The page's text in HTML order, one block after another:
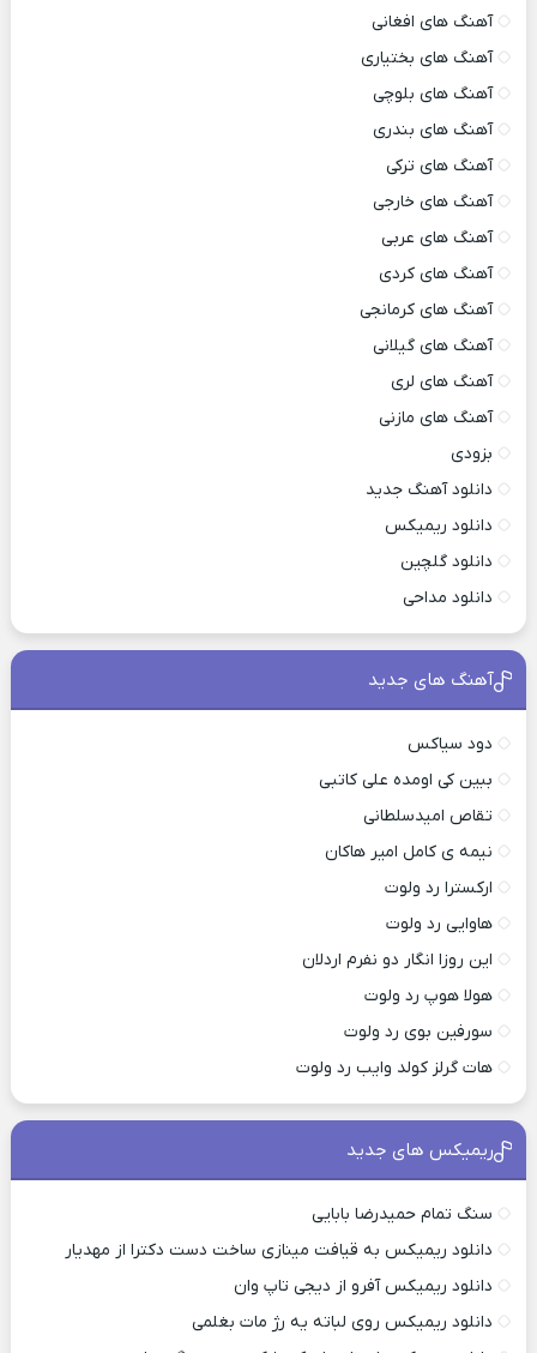
آهنگ های افغانی
آهنگ های بختیاری
آهنگ های بلوچی
آهنگ های بندری
آهنگ های ترکی
آهنگ های خارجی
آهنگ های عربی
آهنگ های کردی
آهنگ های کرمانجی
آهنگ های گیلانی
آهنگ های لری
آهنگ های مازنی
بزودی
دانلود آهنگ جدید
دانلود ریمیکس
دانلود گلچین
دانلود مداحی
آهنگ های جدید
دود سیاکس
ببین کی اومده علی کاتبی
تقاص امیدسلطانی
نیمه ی کامل امیر هاکان
ارکسترا رد ولوت
هاوایی رد ولوت
این روزا انگار دو نفرم اردلان
هولا هوپ رد ولوت
سورفین بوی رد ولوت
هات گرلز کولد وایب رد ولوت
ریمیکس های جدید
سنگ تمام حمیدرضا بابایی
دانلود ریمیکس به قیافت مینازی ساخت دست دکترا از مهدیار
دانلود ریمیکس آفرو از ديجی تاپ وان
دانلود ریمیکس روی لباته یه رژ مات بغلمی